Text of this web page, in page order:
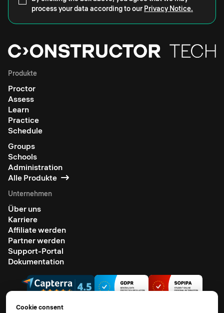
process your data according to our Privacy Notice.
Produkte
Proctor
Assess
Learn
Practice
Schedule
Groups
Schools
Administration
Alle Produkte
Unternehmen
Über uns
Karriere
Affiliate werden
Partner werden
Support-Portal
Dokumentation
Cookie consent